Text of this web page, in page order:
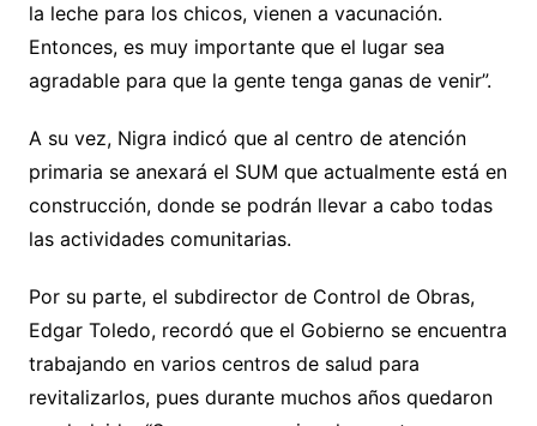
la leche para los chicos, vienen a vacunación.
Entonces, es muy importante que el lugar sea
agradable para que la gente tenga ganas de venir”.
A su vez, Nigra indicó que al centro de atención
primaria se anexará el SUM que actualmente está en
construcción, donde se podrán llevar a cabo todas
las actividades comunitarias.
Por su parte, el subdirector de Control de Obras,
Edgar Toledo, recordó que el Gobierno se encuentra
trabajando en varios centros de salud para
revitalizarlos, pues durante muchos años quedaron